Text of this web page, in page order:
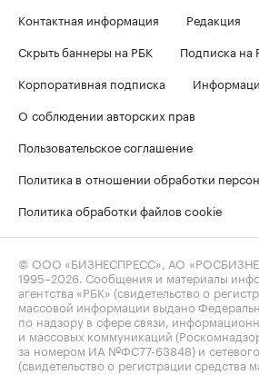
Контактная информация
Редакция
Скрыть баннеры на РБК
Подписка на
Корпоративная подписка
О соблюдении авторских прав
Пользовательское соглашение
Политика в отношении обработки
Политика обработки файлов cookie
© ООО «БИЗНЕСПРЕСС», АО
1995–2026 . Сообщения и материалы
агентства «РБК» (свидетельство о
массовой информации выдано
по надзору в сфере связи,
и массовых коммуникаций
за номером ИА №ФС77-63848) и
(свидетельство о регистрации